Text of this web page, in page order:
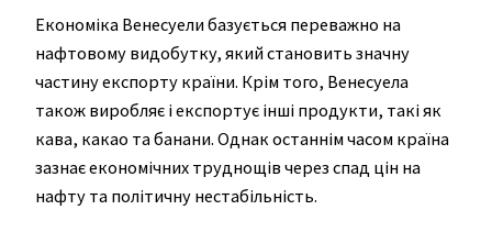
Економіка Венесуели базується переважно на
нафтовому видобутку, який становить значну
частину експорту країни. Крім того, Венесуела
також виробляє і експортує інші продукти, такі як
кава, какао та банани. Однак останнім часом країна
зазнає економічних труднощів через спад цін на
нафту та політичну нестабільність.